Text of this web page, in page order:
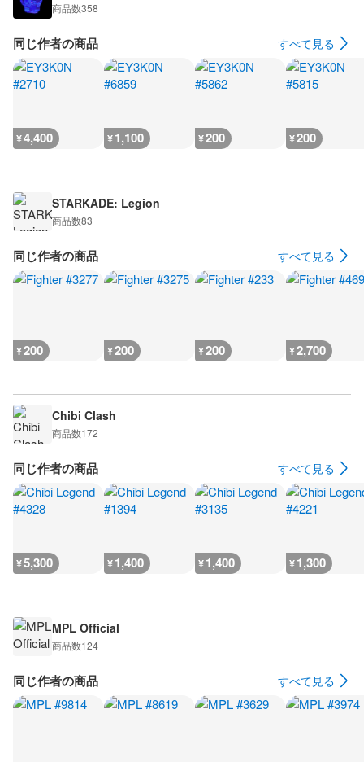
商品数358
同じ作者の商品 すべて見る
¥4,400 ¥1,100 ¥200 ¥200
STARKADE: Legion
商品数83
同じ作者の商品 すべて見る
¥200 ¥200 ¥200 ¥2,700
Chibi Clash
商品数172
同じ作者の商品 すべて見る
¥5,300 ¥1,400 ¥1,400 ¥1,300
MPL Official
商品数124
同じ作者の商品 すべて見る